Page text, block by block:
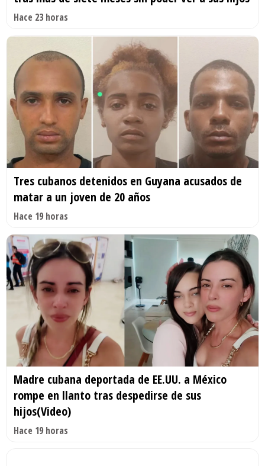
Hace 23 horas
Tres cubanos detenidos en Guyana acusados de
matar a un joven de 20 años
Hace 19 horas
Madre cubana deportada de EE.UU. a México
rompe en llanto tras despedirse de sus
hijos(Video)
Hace 19 horas